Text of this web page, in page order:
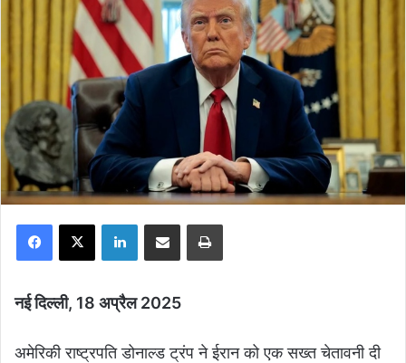
Facebook
X LinkedInShare via Email Print
नई दिल्ली, 18 अप्रैल 2025
अमेरिकी राष्ट्रपति डोनाल्ड ट्रंप ने ईरान को एक सख्त चेतावनी दी